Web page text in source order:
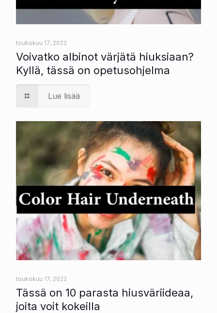
toukokuu 17, 2022
Voivatko albinot värjätä hiuksiaan?
Kyllä, tässä on opetusohjelma
Lue lisää
toukokuu 17, 2022
Tässä on 10 parasta hiusväriideaa,
joita voit kokeilla